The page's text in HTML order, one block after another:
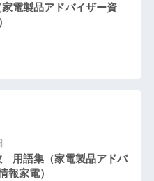
電製品アドバイザー資
用語集（家電製品アドバ
報家電）